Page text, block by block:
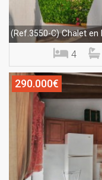
(Ref.3550-C)Chalet en
4
290.000€